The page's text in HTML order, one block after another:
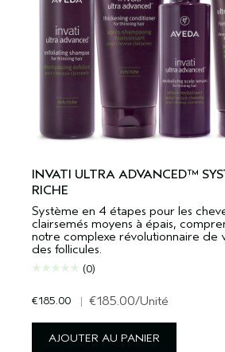
INVATI ULTRA ADVANCED™
RICHE
Système en 4 étapes pour les
clairsemés moyens à épais,
notre complexe révolutionnaire de
des follicules.
(0)
€185.00 | €185.00/Unité
AJOUTER AU PANIER